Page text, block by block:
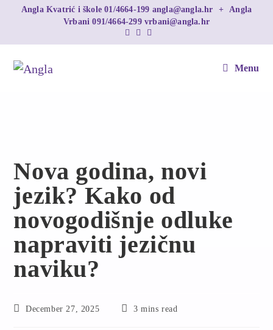
Angla Kvatrić i škole01/4664-199 angla@angla.hr +
Angla
Vrbani091/4664-299 vrbani@angla.hr
Menu
Nova godina, novi
jezik? Kako od
novogodišnje odluke
napraviti jezičnu
naviku?
December 27, 2025 3 mins read